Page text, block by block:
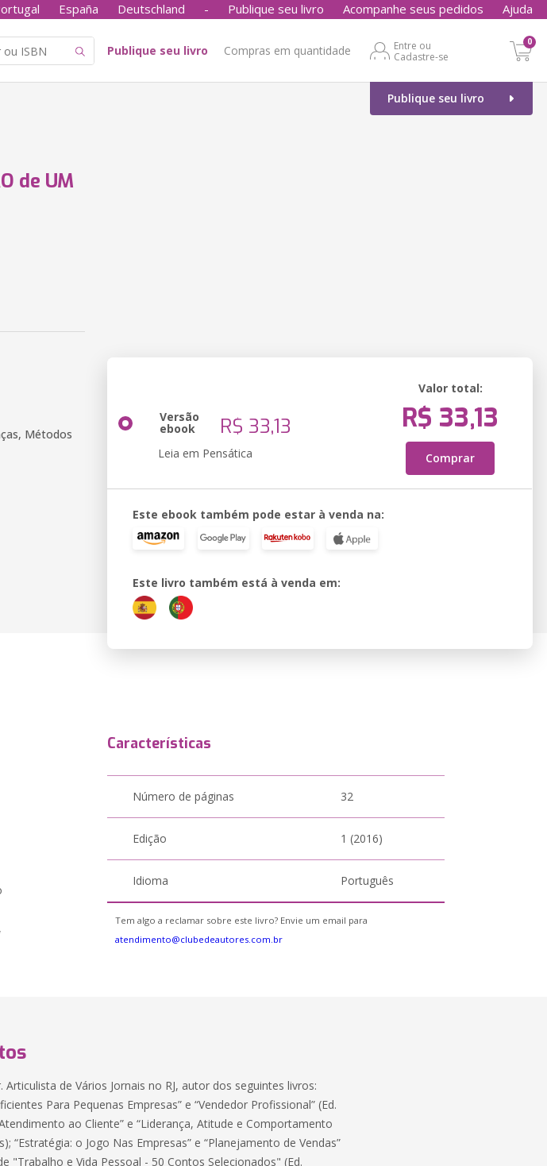
España Deutschland - Publique seu livro Acompanhe seus pedidos Ajuda
Publique seu livro Compras em quantidade
Entre ou
Cadastre-se
0
Publique seu livro
de UM
Métodos
Versão
ebook R$ 33,13
Leia em Pensática
Valor total:
R$ 33,13
Comprar
Este ebook também pode estar à venda na:
Este livro também está à venda em:
Características
Número de páginas 32
Edição 1 (2016)
Idioma Português
Tem algo a reclamar sobre este livro? Envie um email para
atendimento@clubedeautores.com.br
de Vários Jornais no RJ, autor dos seguintes livros:
Para Pequenas Empresas” e “Vendedor Profissional” (Ed.
ao Cliente” e “Liderança, Atitude e Comportamento
“Estratégia: o Jogo Nas Empresas” e “Planejamento de Vendas”
"Trabalho e Vida Pessoal - 50 Contos Selecionados" (Ed.